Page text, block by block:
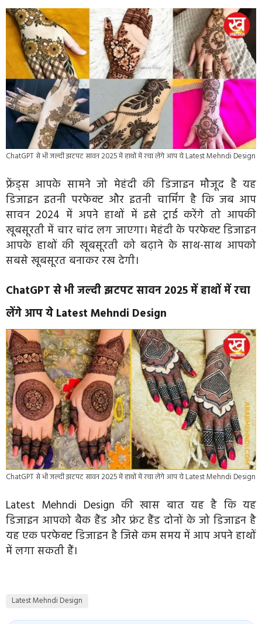
ChatGPT से भी जल्दी झटपट सावन 2025 में हाथों में रचा लेंगे आप ये Latest Mehndi Design
फ्रेंड्स आपके सामने जो मेहंदी की डिजाइन मौजूद है यह
डिजाइन इतनी परफेक्ट और इतनी चार्मिंग है कि जब आप
सावन 2024 में अपने हाथों में इसे ट्राई करेंगे तो आपकी
खूबसूरती में चार चांद लग जाएगा। मेहंदी के परफेक्ट डिजाइन
आपके हाथों की खूबसूरती को बढ़ाने के साथ-साथ आपको
सबसे खूबसूरत बनाकर रख देगी।
ChatGPT से भी जल्दी झटपट सावन 2025 में हाथों में रचा
लेंगे आप ये Latest Mehndi Design
ChatGPT से भी जल्दी झटपट सावन 2025 में हाथों में रचा लेंगे आप ये Latest Mehndi Design
Latest Mehndi Design की खास बात यह है कि यह
डिजाइन आपको बैक हैंड और फ्रंट हैंड दोनों के जो डिजाइन है
यह एक परफेक्ट डिजाइन है जिसे कम समय में आप अपने हाथों
में लगा सकती हैं।
Latest Mehndi Design